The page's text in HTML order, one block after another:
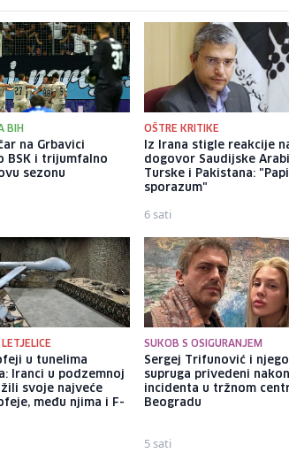
BIH
na Grbavici
BSK i trijumfalno
sezonu
OŠTRE KRITIKE
Iz Irana stigle reakcije
dogovor Saudijske
Turske i Pakistana:
sporazum"
6 sati
u tunelima
Iranci u podzemnoj
svoje najveće
među njima i F-
SUKOB S OSIGURANJEM
Sergej Trifunović i
supruga privedeni nakon
incidenta u tržnom
Beogradu
5 sati